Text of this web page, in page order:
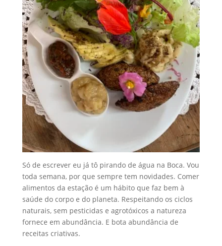
Só de escrever eu já tô pirando de água na Boca. Vou
toda semana, por que sempre tem novidades. Comer
alimentos da estação é um hábito que faz bem à
saúde do corpo e do planeta. Respeitando os ciclos
naturais, sem pesticidas e agrotóxicos a natureza
fornece em abundância. E bota abundância de
receitas criativas.